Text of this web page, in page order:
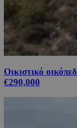
Οικιστικό
€290,000